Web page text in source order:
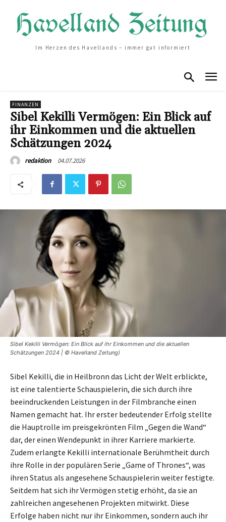
Im Herzen des Havellands – immer gut informiert
FINANZEN
Sibel Kekilli Vermögen: Ein Blick auf
ihr Einkommen und die aktuellen
Schätzungen 2024
redaktion 04.07.2026
Sibel Kekilli Vermögen: Ein Blick auf ihr Einkommen und die aktuellen
Schätzungen 2024 | © Havelland Zeitung)
Sibel Kekilli, die in Heilbronn das Licht der Welt erblickte,
ist eine talentierte Schauspielerin, die sich durch ihre
beeindruckenden Leistungen in der Filmbranche einen
Namen gemacht hat. Ihr erster bedeutender Erfolg stellte
die Hauptrolle im preisgekrönten Film „Gegen die Wand“
dar, der einen Wendepunkt in ihrer Karriere markierte.
Zudem erlangte Kekilli internationale Berühmtheit durch
ihre Rolle in der populären Serie „Game of Thrones“, was
ihren Status als angesehene Schauspielerin weiter festigte.
Seitdem hat sich ihr Vermögen stetig erhöht, da sie an
zahlreichen angesehenen Projekten mitwirkt. Diese
Erfolge haben nicht nur ihr Einkommen, sondern auch ihr